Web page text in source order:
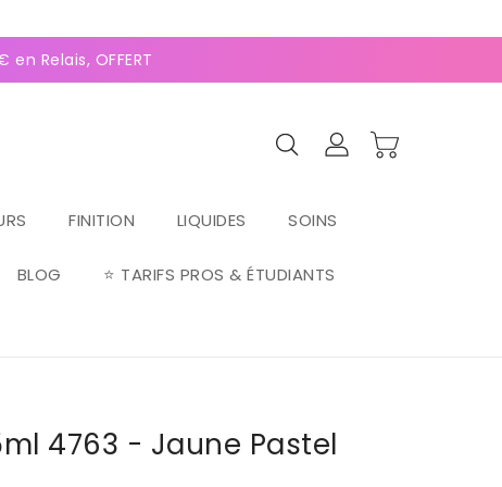
OFFERTE dès 70€ ⚡Paiement 2-4x Alma ⚡
FINITION LIQUIDES SOINS
BLOG ⭐ TARIFS PROS & ÉTUDIANTS
4763 - Jaune Pastel